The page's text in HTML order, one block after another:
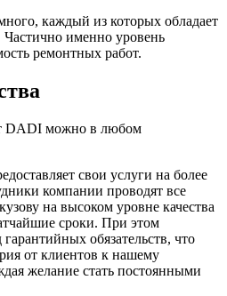
каждый из которых обладает
именно уровень
ремонтных работ.
DADI можно в любом
свои услуги на более
компании проводят все
на высоком уровне качества
сроки. При этом
обязательств, что
от клиентов к нашему
желание стать постоянными